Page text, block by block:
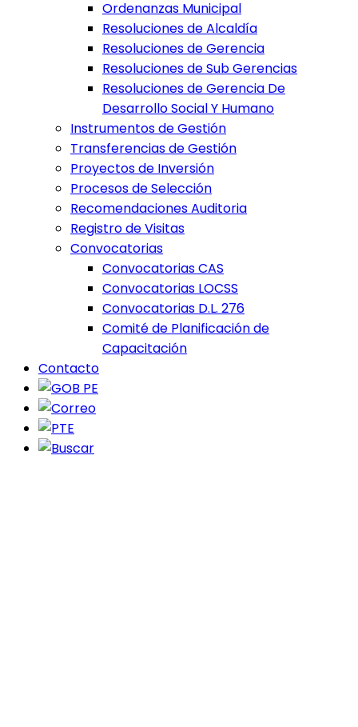
Ordenanzas Municipal
Resoluciones de Alcaldía
Resoluciones de Gerencia
Resoluciones de Sub Gerencias
Resoluciones de Gerencia De
Desarrollo Social Y Humano
Instrumentos de Gestión
Transferencias de Gestión
Proyectos de Inversión
Procesos de Selección
Recomendaciones Auditoria
Registro de Visitas
Convocatorias
Convocatorias CAS
Convocatorias LOCSS
Convocatorias D.L. 276
Comité de Planificación de
Capacitación
Contacto